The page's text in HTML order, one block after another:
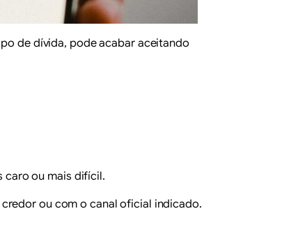
de dívida, pode acabar aceitando
caro ou mais difícil.
ou com o canal oficial indicado.